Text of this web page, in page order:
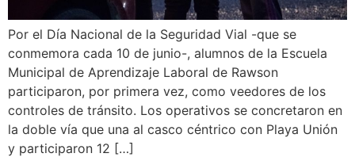
Por el Día Nacional de la Seguridad Vial -que se
conmemora cada 10 de junio-, alumnos de la Escuela
Municipal de Aprendizaje Laboral de Rawson
participaron, por primera vez, como veedores de los
controles de tránsito. Los operativos se concretaron en
la doble vía que una al casco céntrico con Playa Unión
y participaron 12 […]